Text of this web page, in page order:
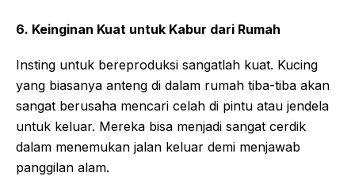
6. Keinginan Kuat untuk Kabur dari Rumah
Insting untuk bereproduksi sangatlah kuat. Kucing
yang biasanya anteng di dalam rumah tiba-tiba akan
sangat berusaha mencari celah di pintu atau jendela
untuk keluar. Mereka bisa menjadi sangat cerdik
dalam menemukan jalan keluar demi menjawab
panggilan alam.